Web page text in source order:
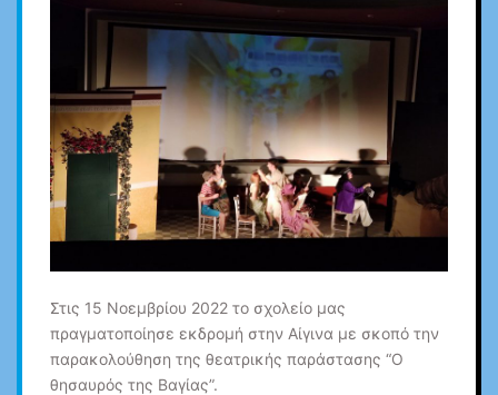
Στις 15 Νοεμβρίου 2022 το σχολείο μας
πραγματοποίησε εκδρομή στην Αίγινα με σκοπό την
παρακολούθηση της θεατρικής παράστασης “Ο
θησαυρός της Βαγίας”.